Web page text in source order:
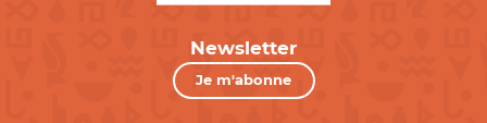
Newsletter
Je m'abonne